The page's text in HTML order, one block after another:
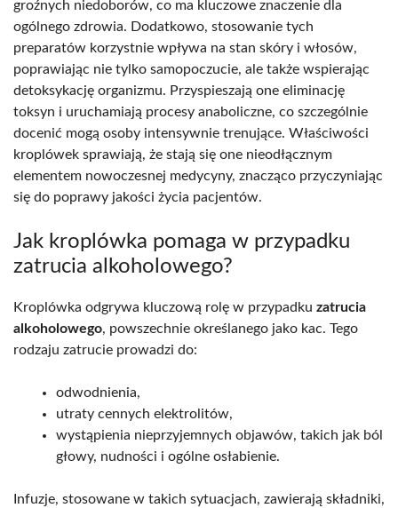
groźnych niedoborów, co ma kluczowe znaczenie dla
ogólnego zdrowia. Dodatkowo, stosowanie tych
preparatów korzystnie wpływa na stan skóry i włosów,
poprawiając nie tylko samopoczucie, ale także wspierając
detoksykację organizmu. Przyspieszają one eliminację
toksyn i uruchamiają procesy anaboliczne, co szczególnie
docenić mogą osoby intensywnie trenujące. Właściwości
kroplówek sprawiają, że stają się one nieodłącznym
elementem nowoczesnej medycyny, znacząco przyczyniając
się do poprawy jakości życia pacjentów.
Jak kroplówka pomaga w przypadku
zatrucia alkoholowego?
Kroplówka odgrywa kluczową rolę w przypadku zatrucia
alkoholowego, powszechnie określanego jako kac. Tego
rodzaju zatrucie prowadzi do:
odwodnienia,
utraty cennych elektrolitów,
wystąpienia nieprzyjemnych objawów, takich jak ból
głowy, nudności i ogólne osłabienie.
Infuzje, stosowane w takich sytuacjach, zawierają składniki,